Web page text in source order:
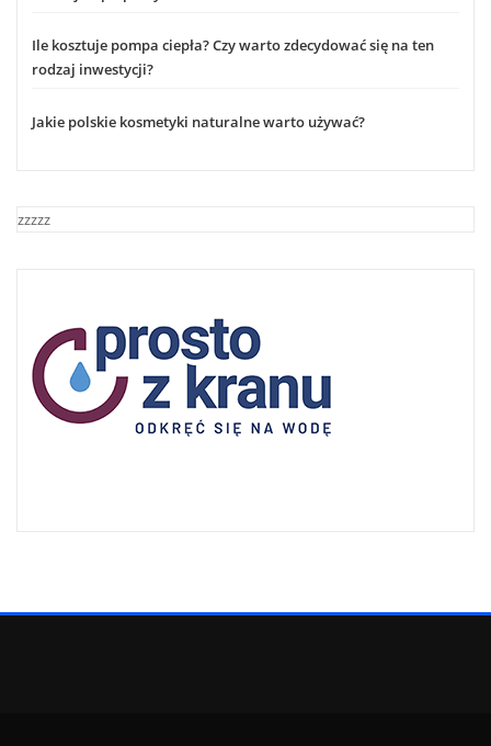
Ile kosztuje pompa ciepła? Czy warto zdecydować się na ten
rodzaj inwestycji?
Jakie polskie kosmetyki naturalne warto używać?
zzzzz